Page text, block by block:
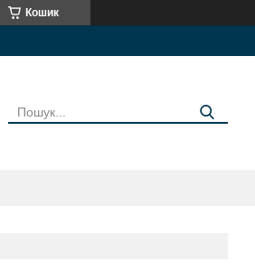
Кошик